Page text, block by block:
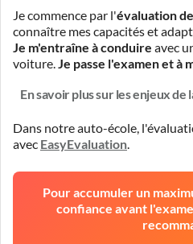
Je commence par l'évaluation
connaître mes capacités et
Je m'entraîne à conduire avec
voiture.Je passe l'examen et à
En savoir plus sur les enjeux de
Dans notre auto-école,
avec EasyEvaluation.
Pour accumuler un
confiance avant